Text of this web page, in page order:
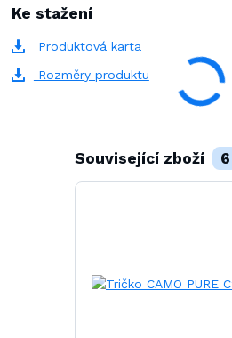
Ke stažení
Produktová karta
Rozměry produktu
Související zboží 6